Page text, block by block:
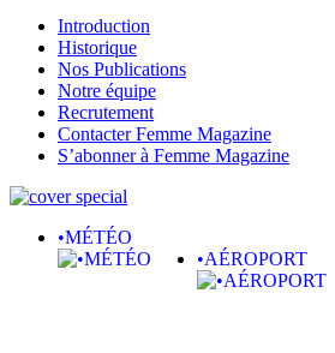
Introduction
Historique
Nos Publications
Notre équipe
Recrutement
Contacter Femme Magazine
S’abonner à Femme Magazine
•MÉTÉO
•AÉROPORT